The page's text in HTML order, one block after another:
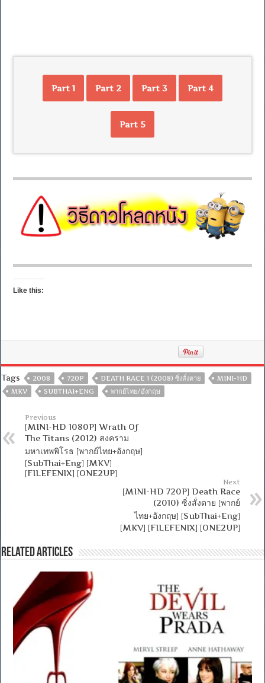
Part 1 Part 2 Part 3 Part 4
Part 5
Like this:
Tags 2008 720P DEATH RACE 1 (2008) ซิ่งสั่งตาย
MINI-HD
MKV
SUBTHAI+ENG พากย์ไทย/อังกฤษ
Previous
[MINI-HD 1080P] Wrath Of
The Titans (2012) สงคราม
มหาเทพพิโรธ [พากย์ไทย+อังกฤษ]
[SubThai+Eng] [MKV]
[FILEFENIX] [ONE2UP]
Next
[MINI-HD 720P] Death Race
(2010) ซิ่งสั่งตาย [พากย์
ไทย+อังกฤษ] [SubThai+Eng]
[MKV] [FILEFENIX] [ONE2UP]
Related Articles